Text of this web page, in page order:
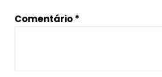
Comentário*